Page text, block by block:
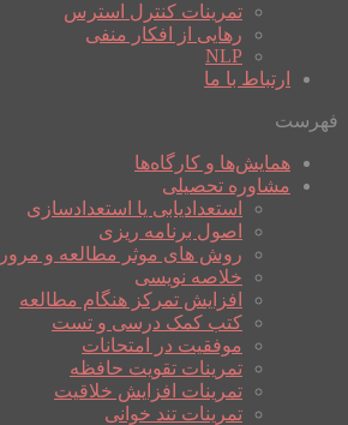
تمرینات کنترل استرس
رهایی از افکار منفی
NLP
ارتباط با ما
فهرست
همایش‌ها و کارگاه‌ها
مشاوره تحصیلی
استعدادیابی یا استعدادسازی
اصول برنامه ریزی
روش های موثر مطالعه و مرور
خلاصه نویسی
افزایش تمرکز هنگام مطالعه
کتب کمک درسی و تست
موفقیت در امتحانات
تمرینات تقویت حافظه
تمرینات افزایش خلاقیت
تمرینات تند خوانی